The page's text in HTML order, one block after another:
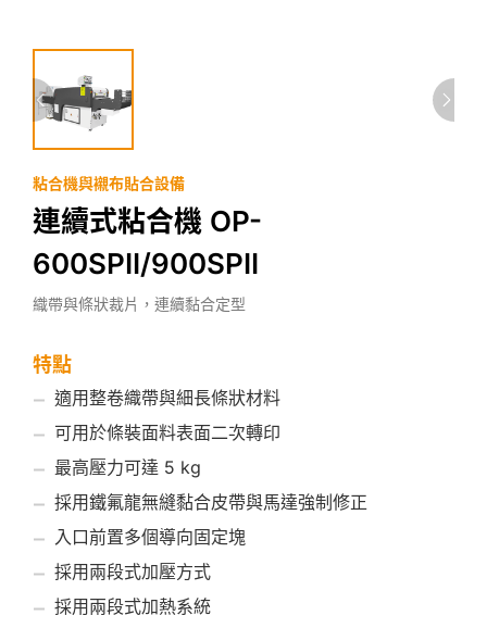
粘合機與襯布貼合設備
連續式粘合機 OP-
600SPII/900SPII
織帶與條狀裁片，連續黏合定型
特點
適用整卷織帶與細長條狀材料
可用於條裝面料表面二次轉印
最高壓力可達 5 kg
採用鐵氟龍無縫黏合皮帶與馬達強制修正
入口前置多個導向固定塊
採用兩段式加壓方式
採用兩段式加熱系統